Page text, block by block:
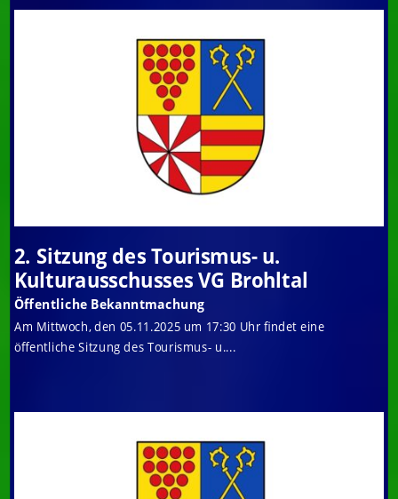
2. Sitzung des Tourismus- u.
Kulturausschusses VG Brohltal
Öffentliche Bekanntmachung
Am Mittwoch, den 05.11.2025 um 17:30 Uhr findet eine
öffentliche Sitzung des Tourismus- u....